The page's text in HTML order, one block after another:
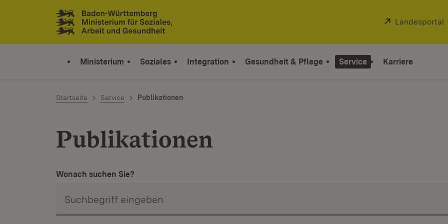
Zum Inhalt springen
Link zur Startseite
Extern:
Landesportal
Ministerium Soziales Integration Gesundheit & Pflege Service Karriere
Startseite Service Publikationen
Publikationen
Wonach suchen Sie?